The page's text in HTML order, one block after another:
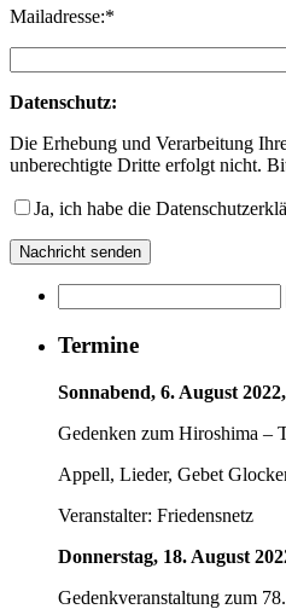
Mailadresse:*
Datenschutz:
Die Erhebung und Verarbeitung
unberechtigte Dritte erfolgt nicht.
Ja, ich habe die
Termine
Sonnabend, 6. August
Gedenken zum Hiroshima –
Appell, Lieder, Gebet
Veranstalter: Friedensnetz
Donnerstag, 18. August
Gedenkveranstaltung zum